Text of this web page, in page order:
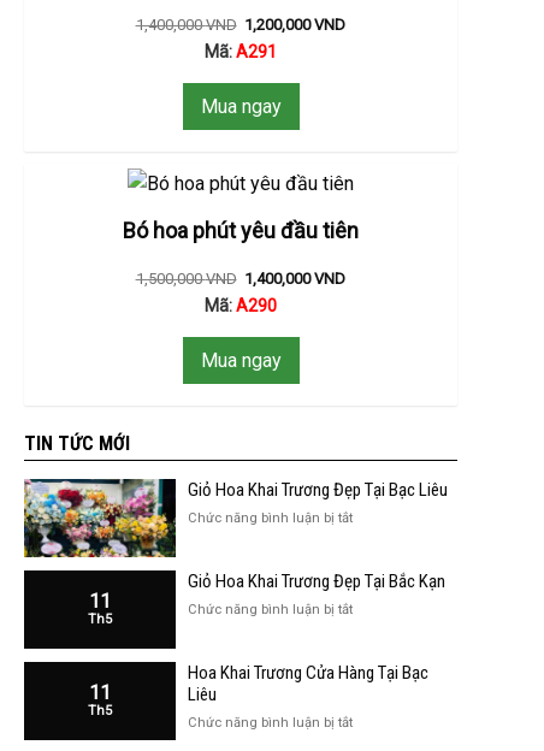
1,400,000VND 1,200,000VND
Mã:A291
Mua ngay
Bó hoa phút yêu đầu tiên
1,500,000VND 1,400,000VND
Mã:A290
Mua ngay
TIN TỨC MỚI
Giỏ Hoa Khai Trương Đẹp Tại Bạc Liêu
Chức năng bình luận bị tắtở
Khai
Đẹp
Liêu
11
Th5
Giỏ Hoa Khai Trương Đẹp Tại Bắc Kạn
Chức năng bình luận bị tắtở
Khai
Tại
11
Th5
Hoa Khai Trương Cửa Hàng Tại Bạc
Liêu
Chức năng bình luận bị tắtở